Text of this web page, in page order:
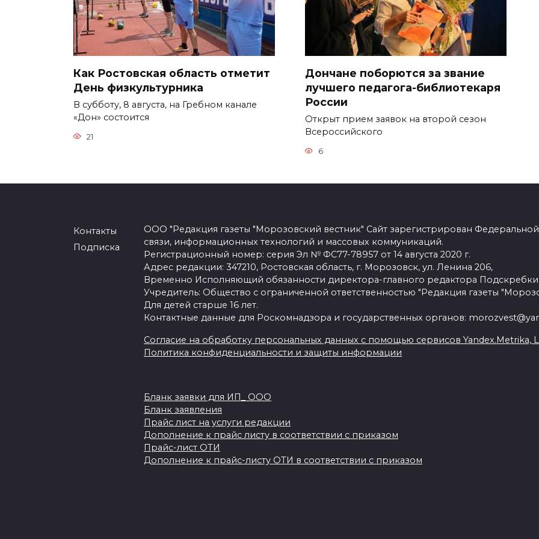
Как Ростовская область отметит
День физкультурника
В субботу, 8 августа, на Гребном канале
«Дон» состоится
21
Дончане поборются за звание
лучшего педагога-библиотекаря
России
Открыт прием заявок на второй сезон
Всероссийского
6
Контакты
Подписка
ООО "Редакция газеты "Морозовский вестник" Сайт зарегистрирован
связи, информационных технологий и массовых коммуникаций.
Регистрационный номер: серия Эл № ФС77-78957 от 14 августа 2020 г.
Адрес редакции: 347210, Ростовская область, г. Морозовск, ул. Ленина 206,
Временно Исполняющий обязанности директора-главного редактора
Учредитель: Общество с ограниченной ответственностью "Редакция газеты
Для детей старше 16 лет.
Контактные данные для Роскомнадзора и государственных органов:
Согласие на обработку персональных данных с помощью сервисов Yandex.Metrika,
Политика конфиденциальности и защиты информации
Бланк заявки для ИП_ ООО
Бланк заявления
Прайс лист на услуги редакции
Дополнение к прайс листу в соответствии с приказом
Прайс-лист ОТИ
Дополнение к прайс-листу ОТИ в соответствии с приказом